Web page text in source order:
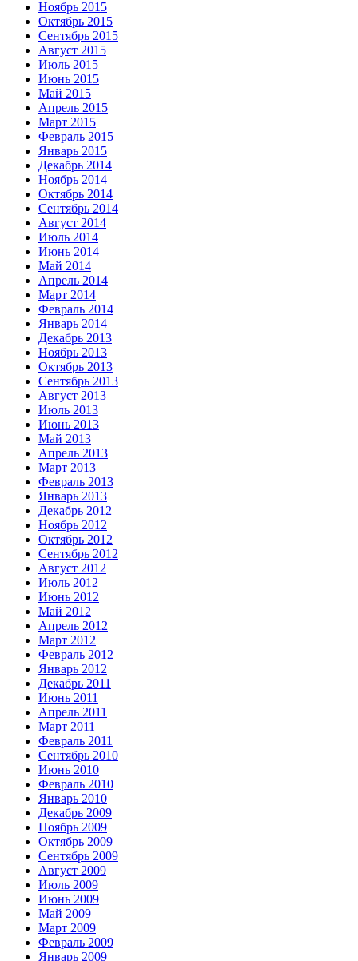
Ноябрь 2015
Октябрь 2015
Сентябрь 2015
Август 2015
Июль 2015
Июнь 2015
Май 2015
Апрель 2015
Март 2015
Февраль 2015
Январь 2015
Декабрь 2014
Ноябрь 2014
Октябрь 2014
Сентябрь 2014
Август 2014
Июль 2014
Июнь 2014
Май 2014
Апрель 2014
Март 2014
Февраль 2014
Январь 2014
Декабрь 2013
Ноябрь 2013
Октябрь 2013
Сентябрь 2013
Август 2013
Июль 2013
Июнь 2013
Май 2013
Апрель 2013
Март 2013
Февраль 2013
Январь 2013
Декабрь 2012
Ноябрь 2012
Октябрь 2012
Сентябрь 2012
Август 2012
Июль 2012
Июнь 2012
Май 2012
Апрель 2012
Март 2012
Февраль 2012
Январь 2012
Декабрь 2011
Июнь 2011
Апрель 2011
Март 2011
Февраль 2011
Сентябрь 2010
Июнь 2010
Февраль 2010
Январь 2010
Декабрь 2009
Ноябрь 2009
Октябрь 2009
Сентябрь 2009
Август 2009
Июль 2009
Июнь 2009
Май 2009
Март 2009
Февраль 2009
Январь 2009